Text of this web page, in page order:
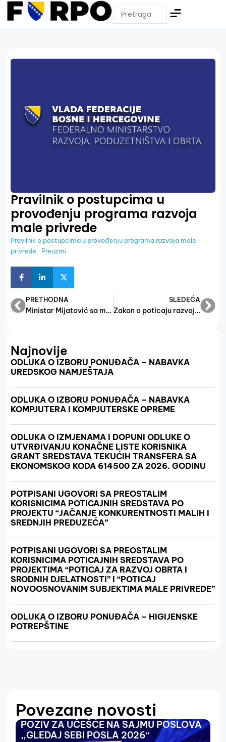
Pravilnik o postupcima u
provođenju programa razvoja
male privrede
Pravilnik o postupcima u provođenju programa razvoja male
privrede
Preuzmi
PRETHODNA
Ministar Mijatović sa mađarskim ministrom privrede Nagyijem: Otvoren prostor za privrednu saradnju
SLEDEĆA
Zakon o poticaju razvoja male privrede
Najnovije
ODLUKA O IZBORU PONUĐAČA – NABAVKA
UREDSKOG NAMJEŠTAJA
ODLUKA O IZBORU PONUĐAČA – NABAVKA
KOMPJUTERA I KOMPJUTERSKE OPREME
ODLUKA O IZMJENAMA I DOPUNI ODLUKE O
UTVRĐIVANJU KONAČNE LISTE KORISNIKA
GRANT SREDSTAVA TEKUĆIH TRANSFERA SA
EKONOMSKOG KODA 614500 ZA 2026. GODINU
POTPISANI UGOVORI SA PREOSTALIM
KORISNICIMA POTICAJNIH SREDSTAVA PO
PROJEKTU “JAČANJE KONKURENTNOSTI MALIH I
SREDNJIH PREDUZEĆA”
POTPISANI UGOVORI SA PREOSTALIM
KORISNICIMA POTICAJNIH SREDSTAVA PO
PROJEKTIMA “POTICAJ ZA RAZVOJ OBRTA I
SRODNIH DJELATNOSTI” I “POTICAJ
NOVOOSNOVANIM SUBJEKTIMA MALE PRIVREDE”
ODLUKA O IZBORU PONUĐAČA – HIGIJENSKE
POTREPŠTINE
Povezane novosti
POZIV ZA UČEŠĆE NA SAJMU POSLOVA
,,GLEDAJ SEBI POSLA 2026″